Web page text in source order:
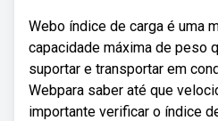
Webo índice de carga é uma
capacidade máxima de peso
suportar e transportar em
Webpara saber até que
importante verificar o índice